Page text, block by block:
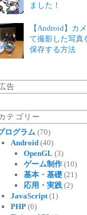
ました！
【Android】カ
て撮影した写真
保存する方法
告
カテゴリー
ログラム (70)
Android(40)
OpenGL (3)
ゲーム制作 (10)
基本・基礎 (21)
応用・実践 (2)
JavaScript(1)
PHP(6)